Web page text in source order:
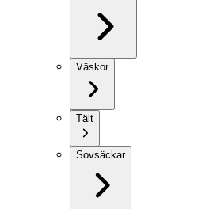
Väskor
Tält
Sovsäckar